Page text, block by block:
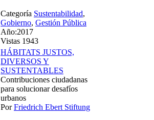
Categoría Sustentabilidad,
Gobierno, Gestión Pública
Año:2017
Vistas 1943
HÁBITATS JUSTOS,
DIVERSOS Y
SUSTENTABLES
Contribuciones ciudadanas
para solucionar desafíos
urbanos
PorFriedrich Ebert Stiftung